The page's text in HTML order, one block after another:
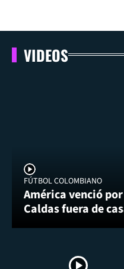
VIDEOS
FÚTBOL COLOMBIANO
América venció
Caldas fuera de